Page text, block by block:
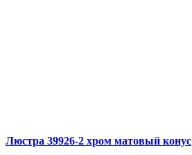
Люстра 39926-2 хром матовый конус